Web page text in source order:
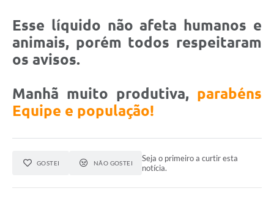
Esse líquido não afeta humanos e
animais, porém todos respeitaram
os avisos.
Manhã muito produtiva, parabéns
Equipe e população!
GOSTEI NÃO GOSTEI
Seja o primeiro a curtir esta
notícia.